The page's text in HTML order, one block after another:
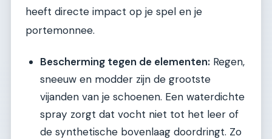
heeft directe impact op je spel en je
portemonnee.
Bescherming tegen de elementen: Regen,
sneeuw en modder zijn de grootste
vijanden van je schoenen. Een waterdichte
spray zorgt dat vocht niet tot het leer of
de synthetische bovenlaag doordringt. Zo